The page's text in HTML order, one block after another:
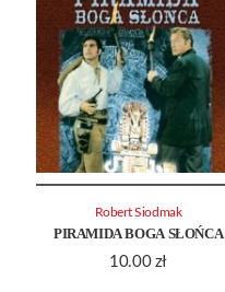
PIRAMIDA BOGA SŁOŃCA
10.00 zł
Robert Siodmak